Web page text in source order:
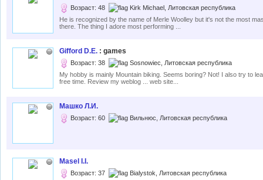
Возраст: 48
Kirk Michael, Литовская республика
He is recognized by the name of Merle Woolley but it's not the most
there. The thing I adore most performing ...
Gifford D.E. : games
Возраст: 38
Sosnowiec, Литовская республика
My hobby is mainly Mountain biking. Seems boring? Not! I also try to
free time. Review my weblog ... web site...
Машко Л.И.
Возраст: 60 Вильнюс, Литовская республика
Masel I.I.
Возраст: 37
Bialystok, Литовская республика